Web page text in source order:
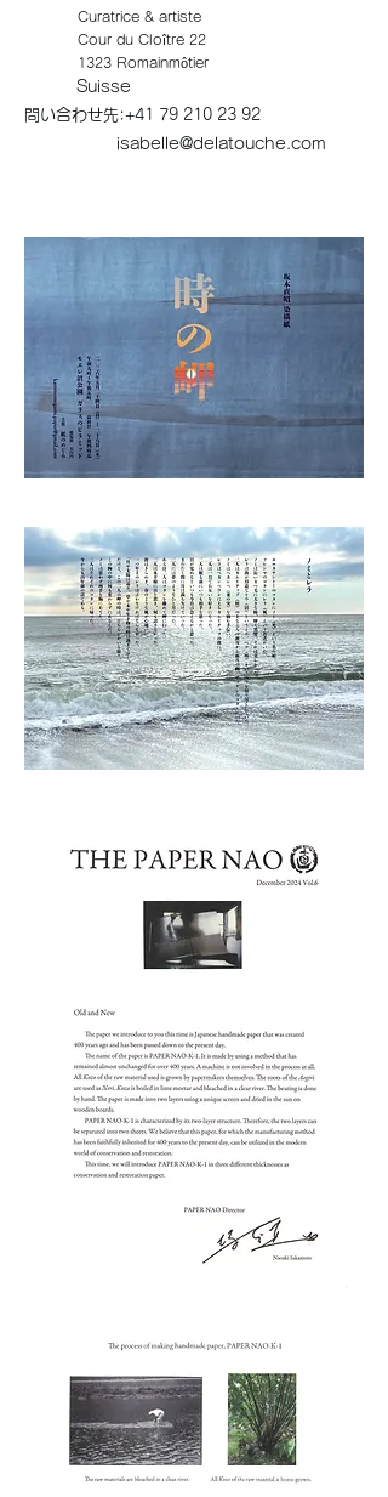
Curatrice & artiste
Cour du Cloître 22
1323 Romainmôtier
Suisse
問い合わせ先:+41 79 210 23 92
isabelle@delatouche.com